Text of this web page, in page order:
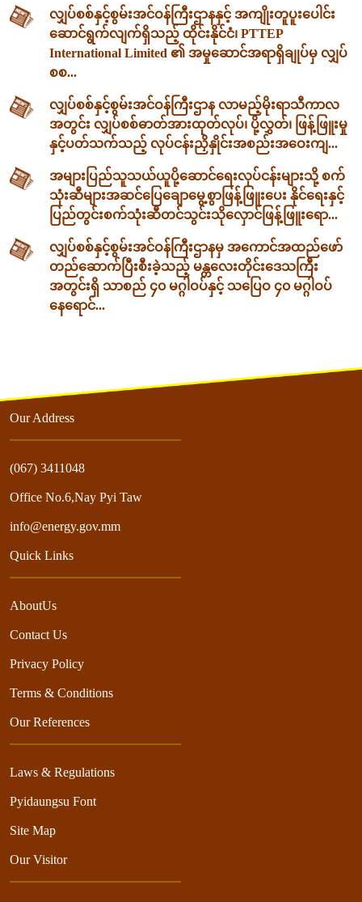
လျှပ်စစ်နှင့်စွမ်းအင်ဝန်ကြီးဌာနနှင့် အကျိုးတူပူးပေါင်း
ဆောင်ရွက်လျက်ရှိသည့် ထိုင်းနိုင်ငံ၊ PTTEP
International Limited ၏ အမှုဆောင်အရာရှိချုပ်မှ လျှပ်
စစ...
လျှပ်စစ်နှင့်စွမ်းအင်ဝန်ကြီးဌာန လာမည့်မိုးရာသီကာလ
အတွင်း လျှပ်စစ်ဓာတ်အားထုတ်လုပ်၊ ပို့လွှတ်၊ ဖြန့်ဖြူးမှု
နှင့်ပတ်သက်သည့် လုပ်ငန်းညှိနှိုင်းအစည်းအဝေးကျ...
အများပြည်သူသယ်ယူပို့ဆောင်ရေးလုပ်ငန်းများသို့ စက်
သုံးဆီများအဆင်ပြေချောမွေ့စွာဖြန့်ဖြူးပေး နိုင်ရေးနှင့်
ပြည်တွင်းစက်သုံးဆီတင်သွင်းသိုလှောင်ဖြန့်ဖြူးရော...
လျှပ်စစ်နှင့်စွမ်းအင်ဝန်ကြီးဌာနမှ အကောင်အထည်ဖော်
တည်ဆောက်ပြီးစီးခဲ့သည့် မန္တလေးတိုင်းဒေသကြီး
အတွင်းရှိ သာစည် ၄၀ မဂ္ဂါဝပ်နှင့် သပြေဝ ၄၀ မဂ္ဂါဝပ်
နေရောင်...
Our Address
(067) 3411048
Office No.6,Nay Pyi Taw
info@energy.gov.mm
Quick Links
AboutUs
Contact Us
Privacy Policy
Terms & Conditions
Our References
Laws & Regulations
Pyidaungsu Font
Site Map
Our Visitor